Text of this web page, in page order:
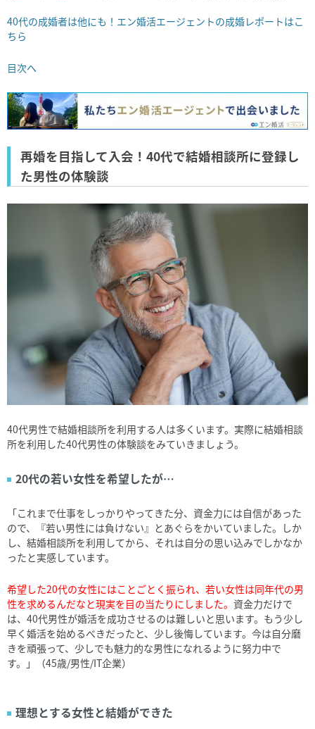
40代の成婚者は他にも！エン婚活エージェントの成婚レポートはこ
ちら
目次へ
再婚を目指して入会！40代で結婚相談所に登録し
た男性の体験談
40代男性で結婚相談所を利用する人は多くいます。実際に結婚相談
所を利用した40代男性の体験談をみていきましょう。
20代の若い女性を希望したが…
「これまで仕事をしっかりやってきた分、資金力には自信があった
ので、『若い男性には負けない』とあぐらをかいていました。しか
し、結婚相談所を利用してから、それは自分の思い込みでしかなか
ったと実感しています。
希望した20代の女性にはことごとく振られ、若い女性は同年代の男
性を求めるんだなと現実を目の当たりにしました。 資金力だけで
は、40代男性が婚活を成功させるのは難しいと思います。もう少し
早く婚活を始めるべきだったと、少し後悔しています。今は自分磨
きを頑張って、少しでも魅力的な男性になれるように努力中で
す。」（45歳/男性/IT企業）
理想とする女性と結婚ができた